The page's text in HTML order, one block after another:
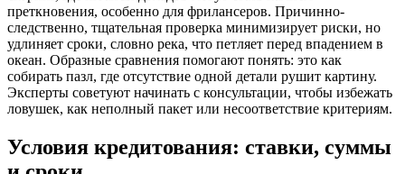
преткновения, особенно для фрилансеров. Причинно-
следственно, тщательная проверка минимизирует риски, но
удлиняет сроки, словно река, что петляет перед впадением в
океан. Образные сравнения помогают понять: это как
собирать пазл, где отсутствие одной детали рушит картину.
Эксперты советуют начинать с консультации, чтобы избежать
ловушек, как неполный пакет или несоответствие критериям.
Условия кредитования: ставки, суммы